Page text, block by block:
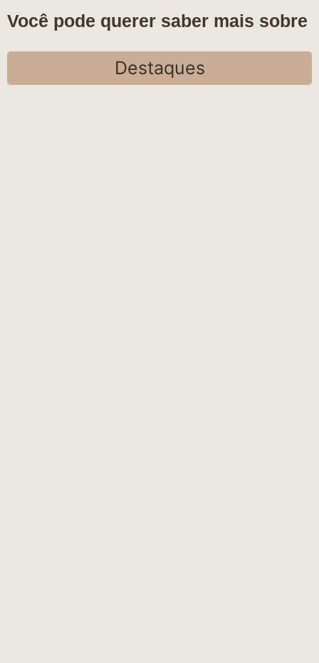
Você pode querer saber mais sobre
Destaques